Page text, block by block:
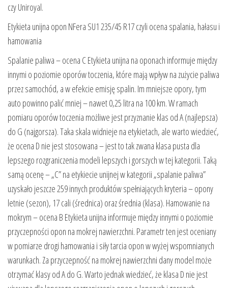
czy Uniroyal.
Etykieta unijna opon NFera SU1 235/45 R17 czyli ocena spalania, hałasu i
hamowania
Spalanie paliwa – ocena C Etykieta unijna na oponach informuje między
innymi o poziomie oporów toczenia, które mają wpływ na zużycie paliwa
przez samochód, a w efekcie emisję spalin. Im mniejsze opory, tym
auto powinno palić mniej – nawet 0,25 litra na 100 km. W ramach
pomiaru oporów toczenia możliwe jest przyznanie klas od A (najlepsza)
do G (najgorsza). Taka skala widnieje na etykietach, ale warto wiedzieć,
że ocena D nie jest stosowana – jest to tak zwana klasa pusta dla
lepszego rozgraniczenia modeli lepszych i gorszych w tej kategorii. Taką
samą ocenę – „C” na etykiecie unijnej w kategorii „spalanie paliwa”
uzyskało jeszcze 259 innych produktów spełniających kryteria – opony
letnie (sezon), 17 cali (średnica) oraz średnia (klasa). Hamowanie na
mokrym – ocena B Etykieta unijna informuje między innymi o poziomie
przyczepności opon na mokrej nawierzchni. Parametr ten jest oceniany
w pomiarze drogi hamowania i siły tarcia opon w wyżej wspomnianych
warunkach. Za przyczepność na mokrej nawierzchni dany model może
otrzymać klasy od A do G. Warto jednak wiedzieć, że klasa D nie jest